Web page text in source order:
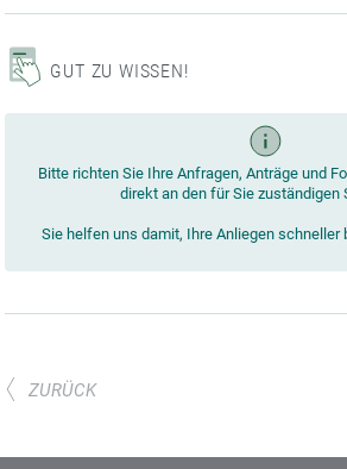
GUT ZU WISSEN!
Bitte richten Sie Ihre Anfragen, Anträge und
direkt an den für Sie zuständigen
Sie helfen uns damit, Ihre Anliegen schneller
ZURÜCK